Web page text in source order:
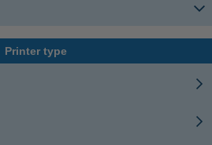
Printer type